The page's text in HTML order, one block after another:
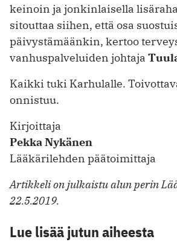
keinoin ja jonkinlaisella
sitouttaa siihen, että osa
päivystämäänkin, kertoo
vanhuspalveluiden johtaja
Kaikki tuki Karhulalle.
onnistuu.
Kirjoittaja
Pekka Nykänen
Lääkärilehden päätoimittaja
Artikkeli on julkaistu alun perin
22.5.2019.
Lue lisää jutun aiheesta